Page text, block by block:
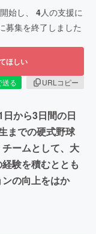
始し、 4人の支援に
募集を終了しました
ほしい
送る
URLコピー
から3日間の日
までの硬式野球
ームとして、大
験を積むととも
の向上をはか